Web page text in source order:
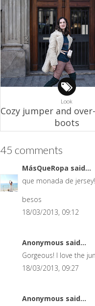
Look
Cozy jumper and
boots
45 comments
MásQueRopa said...
que monada de jersey!
besos
18/03/2013, 09:12
Anonymous said...
Gorgeous! I love the
18/03/2013, 09:27
Anonymous said...